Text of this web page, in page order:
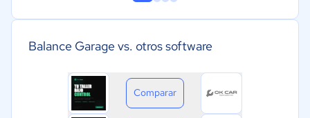
Balance Garage vs. otros software
Comparar